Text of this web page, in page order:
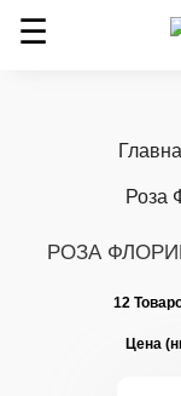
Роза
РОЗА
12